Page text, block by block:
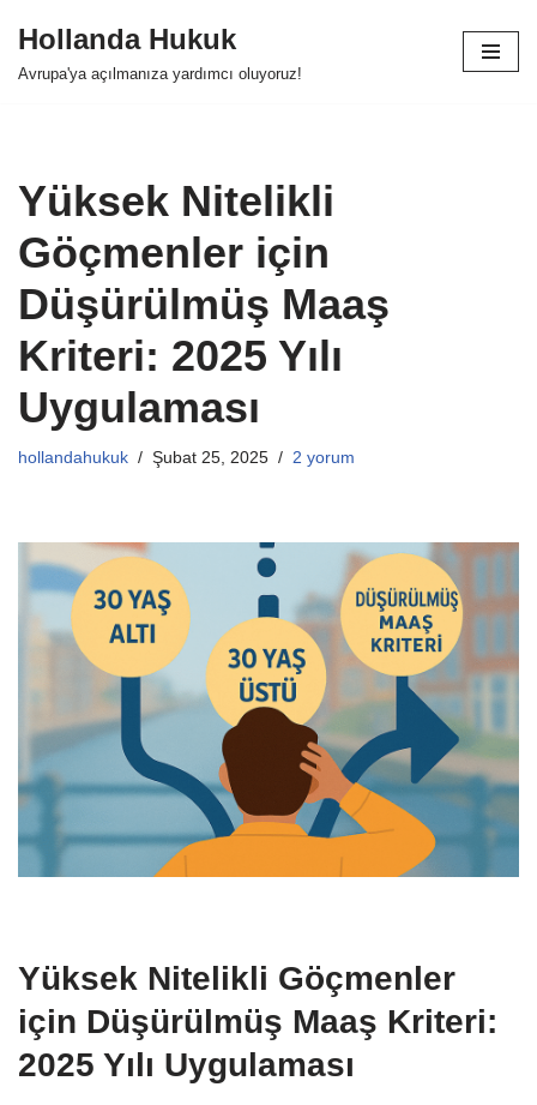
İçeriğe
Hollanda Hukuk
Avrupa'ya açılmanıza yardımcı oluyoruz!
Yüksek Nitelikli
Göçmenler için
Düşürülmüş Maaş
Kriteri: 2025 Yılı
Uygulaması
hollandahukuk Şubat 25, 2025 2 yorum
Yüksek Nitelikli Göçmenler
için Düşürülmüş Maaş Kriteri:
2025 Yılı Uygulaması